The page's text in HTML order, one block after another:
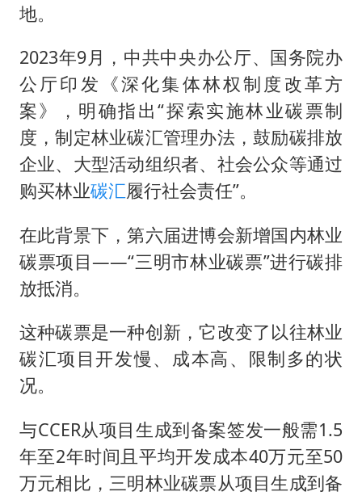
地。
2023年9月，中共中央办公厅、国务院办
公厅印发《深化集体林权制度改革方
案》，明确指出“探索实施林业碳票制
度，制定林业碳汇管理办法，鼓励碳排放
企业、大型活动组织者、社会公众等通过
购买林业碳汇履行社会责任”。
在此背景下，第六届进博会新增国内林业
碳票项目——“三明市林业碳票”进行碳排
放抵消。
这种碳票是一种创新，它改变了以往林业
碳汇项目开发慢、成本高、限制多的状
况。
与CCER从项目生成到备案签发一般需1.5
年至2年时间且平均开发成本40万元至50
万元相比，三明林业碳票从项目生成到备